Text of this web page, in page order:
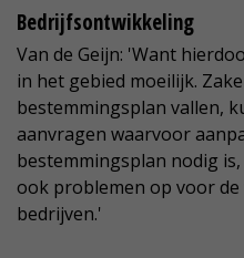
Bedrijfsontwikkeling
Van de Geijn: 'Want
in het gebied moeilijk.
bestemmingsplan vallen,
aanvragen waarvoor
bestemmingsplan nodig
ook problemen op voor
bedrijven.'